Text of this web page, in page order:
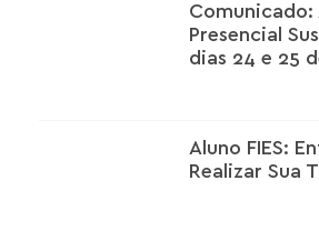
Presencial
dias 24 e 25
Aluno FIES:
Realizar Sua